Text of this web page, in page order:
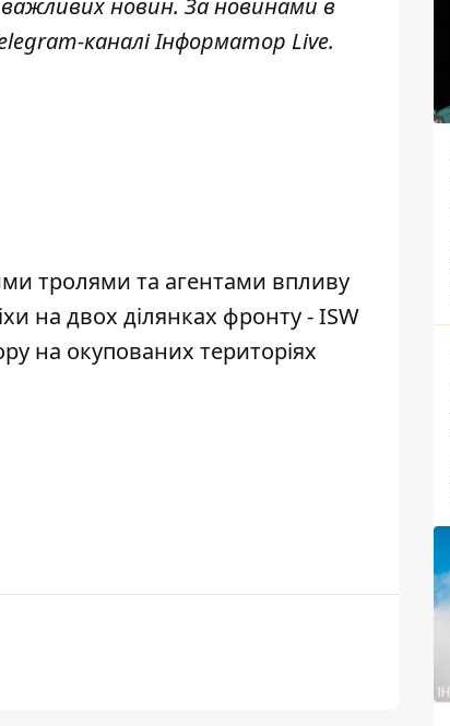
новин. За новинами в
каналіІнформатор Live.
тролями та агентами впливу
на двох ділянках фронту - ISW
на окупованих територіях